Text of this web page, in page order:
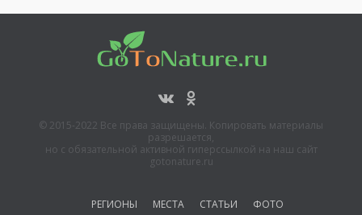
© 2015-2022 Все права защищены. Копировать материалы
разрешается,
но с обязательной активной гиперссылкой на наш сайт
gotonature.ru
РЕГИОНЫ МЕСТА СТАТЬИ ФОТО